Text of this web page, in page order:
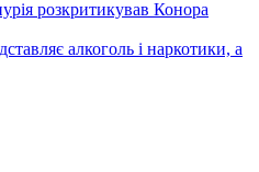
алкоголь і наркотики, а